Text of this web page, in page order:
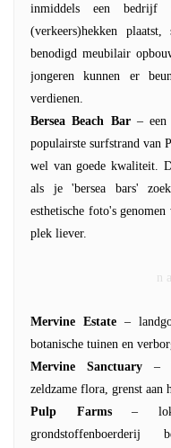
inmiddels een bedrijf
(verkeers)hekken
benodigd meubilair
jongeren kunnen er
verdienen.
Bersea Beach Bar– een
populairste surfstrand van
wel van goede kwaliteit.
als je 'bersea bars'
esthetische foto's
plek liever.
n
Mervine Estate –
botanische tuinen en
Mervine Sanctuary –
zeldzame flora, grenst aan
Pulp Farms–
grondstoffenboerderij